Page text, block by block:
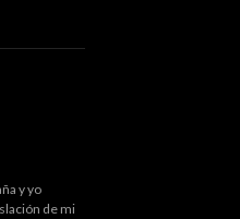
y yo
de mi